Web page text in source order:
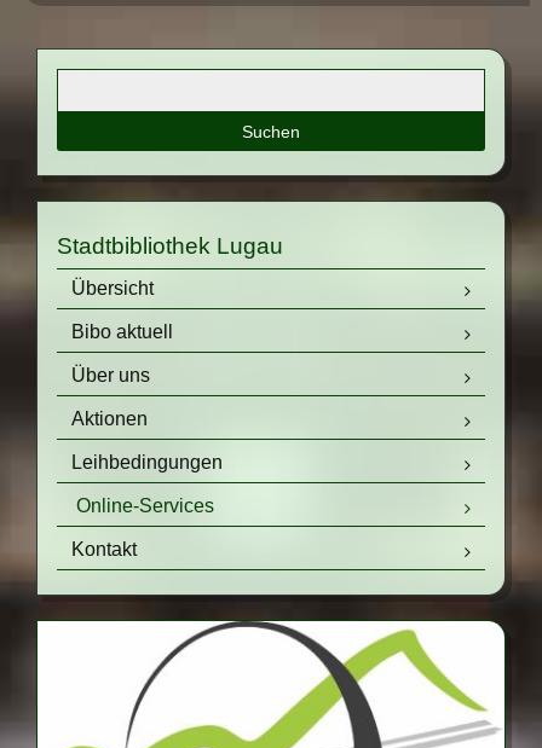
Stadtbibliothek Lugau
Navigation
überspringen
Übersicht
Bibo aktuell
Über uns
Aktionen
Leihbedingungen
Online-Services
Kontakt